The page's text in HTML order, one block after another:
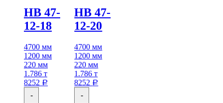
НВ 47-
12-18
4700 мм
1200 мм
220 мм
1.786 т
8252 Р
-
НВ 47-
12-20
4700 мм
1200 мм
220 мм
1.786 т
8252 Р
-